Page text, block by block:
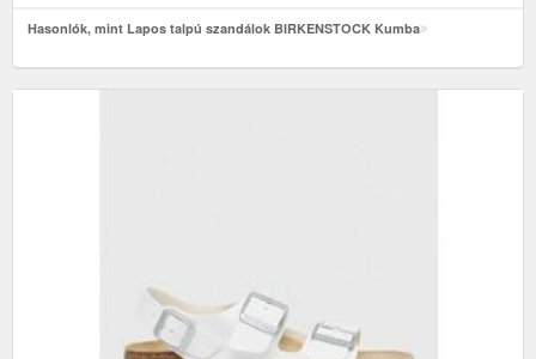
Hasonlók, mint Lapos talpú szandálok BIRKENSTOCK Kumba